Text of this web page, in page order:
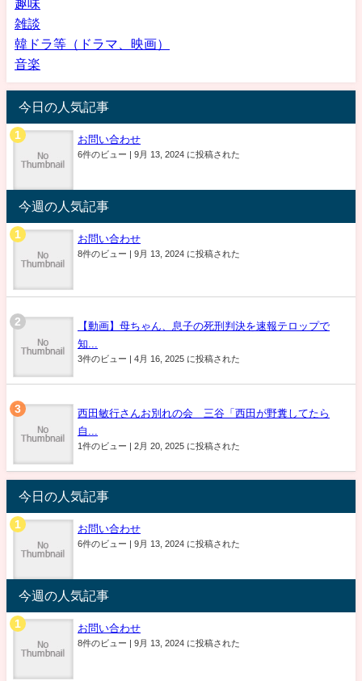
趣味
雑談
韓ドラ等（ドラマ、映画）
音楽
今日の人気記事
お問い合わせ
6件のビュー 9月 13, 2024 に投稿された
今週の人気記事
お問い合わせ
8件のビュー 9月 13, 2024 に投稿された
【動画】母ちゃん、息子の死刑判決を速報テロップで
知...
3件のビュー 4月 16, 2025 に投稿された
西田敏行さんお別れの会 三谷「西田が野糞してたら
自...
1件のビュー 2月 20, 2025 に投稿された
今日の人気記事
お問い合わせ
6件のビュー 9月 13, 2024 に投稿された
今週の人気記事
お問い合わせ
8件のビュー 9月 13, 2024 に投稿された